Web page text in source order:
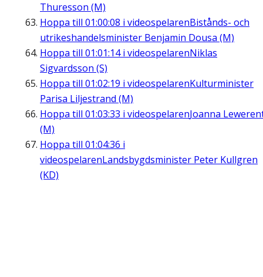
Thuresson (M)
Hoppa till 01:00:08 i videospelarenBistånds- och
utrikeshandelsminister Benjamin Dousa (M)
Hoppa till 01:01:14i videospelarenNiklas
Sigvardsson (S)
Hoppa till 01:02:19 i videospelarenKulturminister
Parisa Liljestrand (M)
Hoppa till 01:03:33 i videospelarenJoanna
(M)
Hoppa till 01:04:36 i
videospelarenLandsbygdsminister Peter Kullgren
(KD)